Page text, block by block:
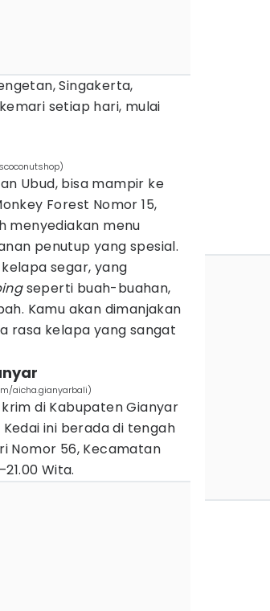
Singakerta,
setiap hari, mulai
Ubud, bisa mampir ke
Forest Nomor 15,
menyediakan menu
penutup yang spesial.
segar, yang
seperti buah-buahan,
Kamu akan dimanjakan
rasa kelapa yang sangat
aicha.gianyarbali)
di Kabupaten Gianyar
ini berada di tengah
Nomor 56, Kecamatan
Wita.